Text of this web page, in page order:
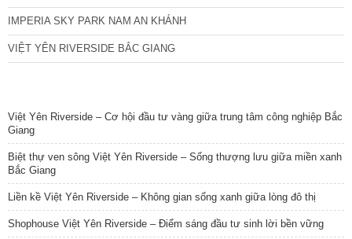
IMPERIA SKY PARK NAM AN KHÁNH
VIỆT YÊN RIVERSIDE BẮC GIANG
Việt Yên Riverside – Cơ hội đầu tư vàng giữa trung tâm công nghiệp Bắc
Giang
Biệt thự ven sông Việt Yên Riverside – Sống thượng lưu giữa miền xanh
Bắc Giang
Liền kề Việt Yên Riverside – Không gian sống xanh giữa lòng đô thị
Shophouse Việt Yên Riverside – Điểm sáng đầu tư sinh lời bền vững